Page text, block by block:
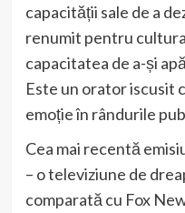
capacității sale de a
renumit pentru
capacitatea de a-și
Este un orator iscusit
emoție în rândurile
Cea mai recentă
– o televiziune de
comparată cu Fox